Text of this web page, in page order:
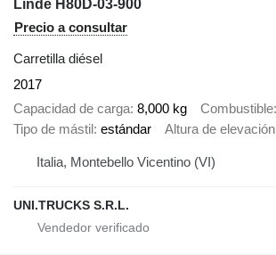
Linde H80D-03-900
Precio a consultar
Carretilla diésel
2017
Capacidad de carga 8,000 kg Combustible
Tipo de mástil estándar Altura de elevación
Italia, Montebello Vicentino (VI)
UNI.TRUCKS S.R.L.